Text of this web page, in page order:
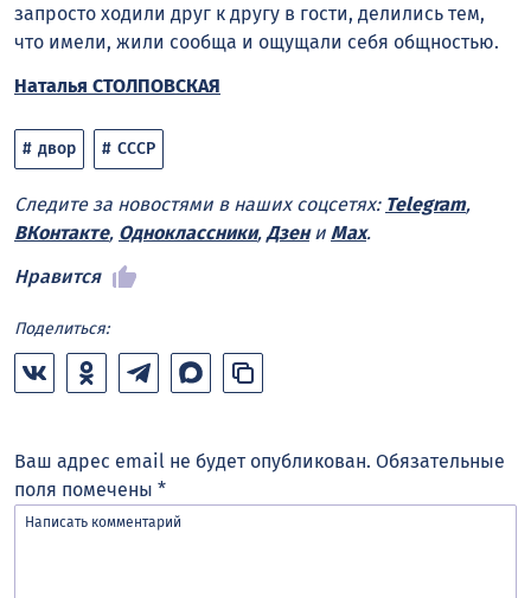
запросто ходили друг к другу в гости, делились тем,
что имели, жили сообща и ощущали себя общностью.
Наталья СТОЛПОВСКАЯ
двор СССР
Следите за новостями в наших соцсетях: Telegram,
ВКонтакте, Одноклассники, Дзени Max.
Нравится
Поделиться:
Ваш адрес email не будет опубликован. Обязательные
поля помечены *